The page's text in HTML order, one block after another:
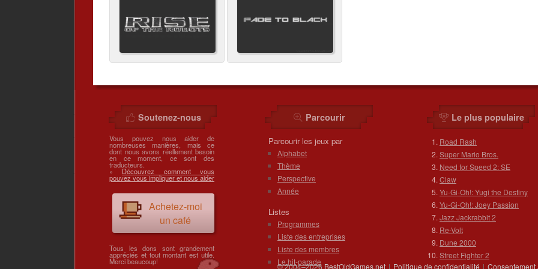
Soutenez-nous
Vous pouvez nous aider de
nombreuses manières, mais ce
dont nous avons réellement besoin
en ce moment, ce sont des
traducteurs.
» Découvrez comment vous
pouvez vous impliquer et nous aider
Achetez-moi
un café
Tous les dons sont grandement
appréciés et tout montant est utile.
Merci beaucoup!
Parcourir
Parcourir les jeux par
Alphabet
Thème
Perspective
Année
Listes
Programmes
Liste des entreprises
Liste des membres
Le hit-parade
Le plus populaire
Road Rash
Super Mario Bros.
Need for Speed 2: SE
Claw
Yu-Gi-Oh!: Yugi the Destiny
Yu-Gi-Oh!: Joey Passion
Jazz Jackrabbit 2
Re-Volt
Dune 2000
Street Fighter 2
© 2004–2026 BestOldGames.net | Politique de confidentialité | Consentement